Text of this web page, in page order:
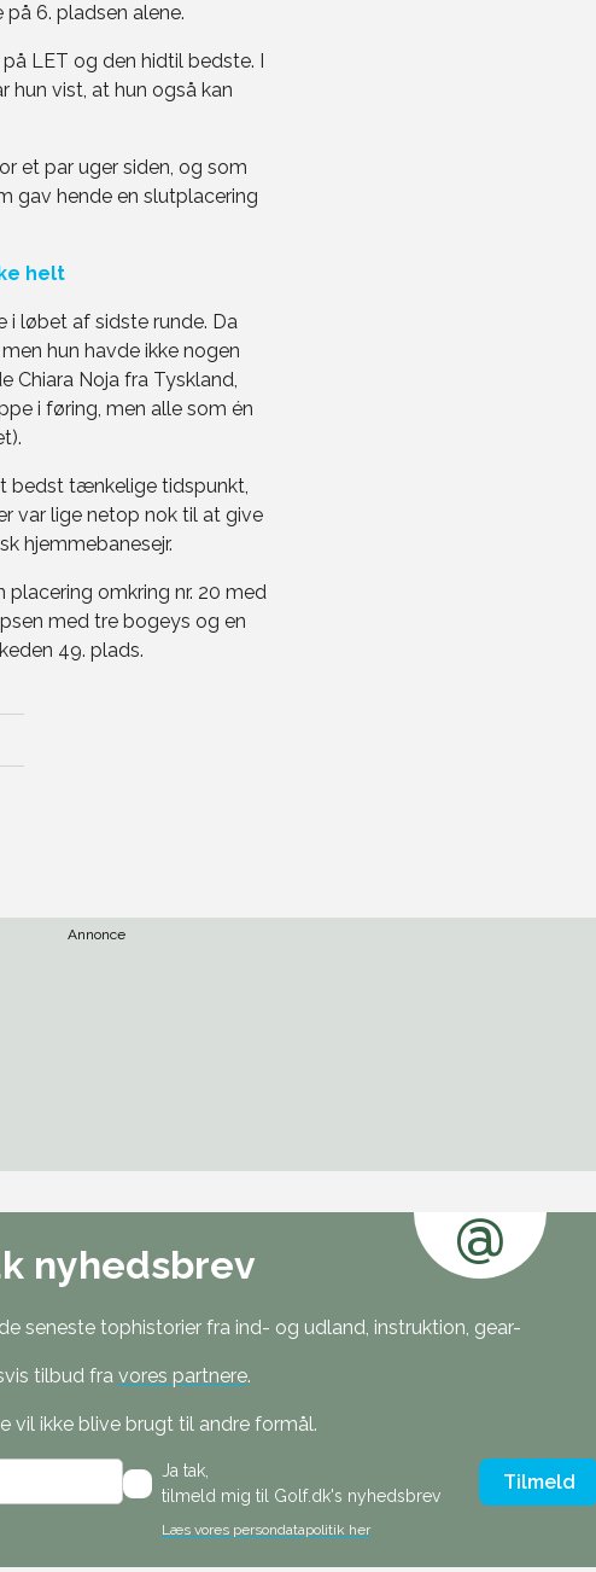
6. pladsen alene.
LET og den hidtil bedste. I
vist, at hun også kan
et par uger siden, og som
gav hende en slutplacering
helt
i løbet af sidste runde. Da
hun havde ikke nogen
Chiara Noja fra Tyskland,
i føring, men alle som én
bedst tænkelige tidspunkt,
var lige netop nok til at give
hjemmebanesejr.
placering omkring nr. 20 med
med tre bogeys og en
49. plads.
Annonce
@
nyhedsbrev
seneste tophistorier fra ind- og udland, instruktion, gear-
tilbud fra vores partnere.
vil ikke blive brugt til andre formål.
Ja tak,
tilmeld mig til Golf.dk's nyhedsbrev
Læs vores persondatapolitik her
Tilmeld